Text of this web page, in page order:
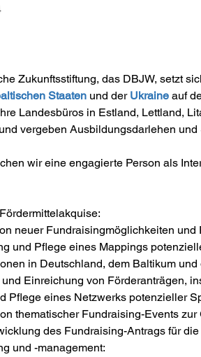
Zukunftsstiftung, das DBJW, setzt
Staaten und der Ukraine auf
Landesbüros in Estland, Lettland,
vergeben Ausbildungsdarlehen
wir eine engagierte Person als
neuer Fundraisingmöglichkeiten
und Pflege eines Mappings
in Deutschland, dem Baltikum
Einreichung von Förderanträgen,
Pflege eines Netzwerks potenzieller
thematischer Fundraising-Events
des Fundraising-Antrags für
und -management: